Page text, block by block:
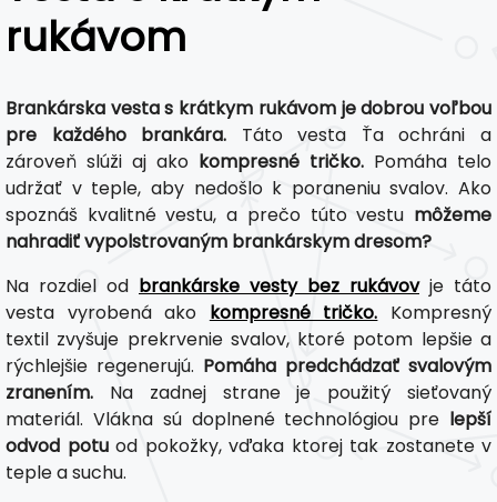
rukávom
Brankárska vesta s krátkym rukávom je dobrou voľbou
pre každého brankára. Táto vesta Ťa ochráni a
zároveň slúži aj ako kompresné tričko. Pomáha telo
udržať v teple, aby nedošlo k poraneniu svalov. Ako
spoznáš kvalitné vestu, a prečo túto vestu môžeme
nahradiť vypolstrovaným brankárskym dresom?
Na rozdiel od brankárske vesty bez rukávovje táto
vesta vyrobená ako kompresné tričko. Kompresný
textil zvyšuje prekrvenie svalov, ktoré potom lepšie a
rýchlejšie regenerujú. Pomáha predchádzať svalovým
zranením. Na zadnej strane je použitý sieťovaný
materiál. Vlákna sú doplnené technológiou pre lepší
odvod potuod pokožky, vďaka ktorej tak zostanete v
teple a suchu.